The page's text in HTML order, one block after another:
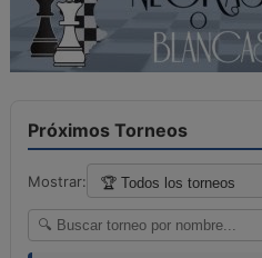
Próximos Torneos
Mostrar: